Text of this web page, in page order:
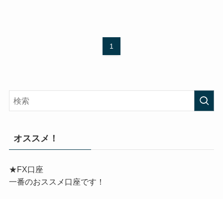
1
オススメ！
★FX口座
一番のおススメ口座です！